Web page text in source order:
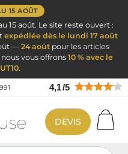
15 AOÛT
15 août. Le site reste ouvert :
expédiée dès le lundi 17 août
— 24 aoûtpour les articles
vous offrons 10 % avec le
.
4,1/5
DEVIS
du vêtement de travail